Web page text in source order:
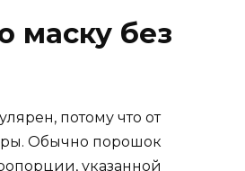
маску без
потому что от
Обычно порошок
указанной